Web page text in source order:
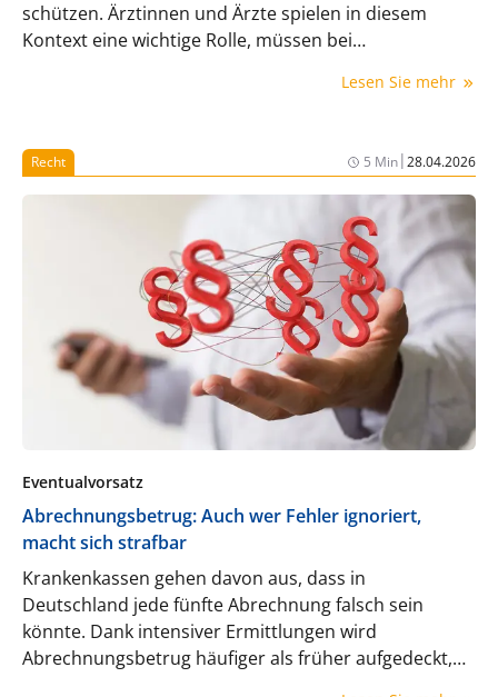
schützen. Ärztinnen und Ärzte spielen in diesem
Kontext eine wichtige Rolle, müssen bei
Lesen Sie mehr
Recht 5 Min|28.04.2026
Eventualvorsatz
Abrechnungsbetrug: Auch wer Fehler ignoriert,
macht sich strafbar
Krankenkassen gehen davon aus, dass in
Deutschland jede fünfte Abrechnung falsch sein
könnte. Dank intensiver Ermittlungen wird
Abrechnungsbetrug häufiger als früher aufgedeckt,